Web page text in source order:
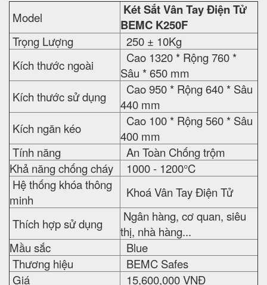
Model
Két Sắt Vân Tay Điện Tử
BEMC K250F
Trọng Lượng
250 ± 10Kg
Kích thước ngoài
Cao 1320 * Rộng 760 *
Sâu * 650 mm
Kích thước sử dụng
Cao 950 * Rộng 640 * Sâu
440 mm
Kích ngăn kéo
Cao 100 * Rộng 560 * Sâu
400 mm
Tính năng
An Toàn Chống trộm
Khả năng chống cháy
1000 - 1200°C
Hệ thống khóa thông
minh
Khoá Vân Tay Điện Tử
Thích hợp sử dụng
Ngân hàng, cơ quan, siêu
thị, nhà hàng...
Mầu sắc
Blue
Thương hiệu
BEMC Safes
Giá
15,600,000 VNĐ